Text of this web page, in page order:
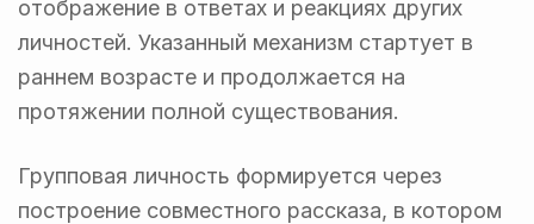
отображение в ответах и реакциях других
личностей. Указанный механизм стартует в
раннем возрасте и продолжается на
протяжении полной существования.
Групповая личность формируется через
построение совместного рассказа, в котором